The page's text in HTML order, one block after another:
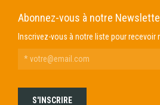
Abonnez-vous à notre
Inscrivez-vous à notre liste pour recevoir